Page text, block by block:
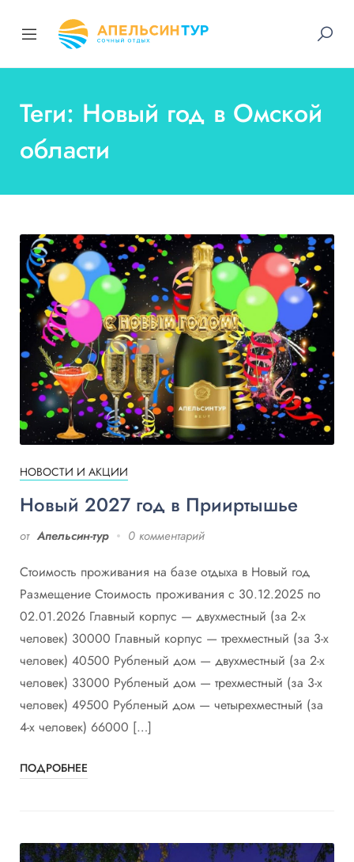
Теги: Новый год в Омской
области
НОВОСТИ И АКЦИИ
Новый 2027 год в Прииртышье
от Апельсин-тур 0 комментарий
Стоимость проживания на базе отдыха в Новый год
Размещение Стоимость проживания с 30.12.2025 по
02.01.2026 Главный корпус — двухместный (за 2-х
человек) 30000 Главный корпус — трехместный (за 3-х
человек) 40500 Рубленый дом — двухместный (за 2-х
человек) 33000 Рубленый дом — трехместный (за 3-х
человек) 49500 Рубленый дом — четырехместный (за
4-х человек) 66000 […]
ПОДРОБНЕЕ